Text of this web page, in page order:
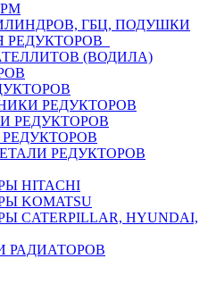
ГБЦ, ПОДУШКИ
РЕДУКТОРОВ
(ВОДИЛА)
РЕДУКТОРОВ
РЕДУКТОРОВ
РЕДУКТОРОВ
HITACHI
KOMATSU
CATERPILLAR, HYUNDAI,
РАДИАТОРОВ